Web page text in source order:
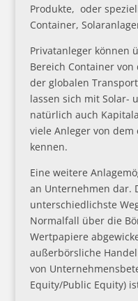
Produkte, oder
Container,
Privatanleger können
Bereich Container
der globalen
lassen sich mit Solar-
natürlich auch
viele Anleger von dem
kennen.
Eine weitere
an Unternehmen dar.
unterschiedlichste
Normalfall über die
Wertpapiere
außerbörsliche Handel
von
Equity/Public Equity)